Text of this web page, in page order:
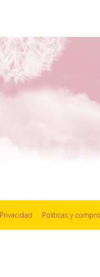
Privacidad Políticas y